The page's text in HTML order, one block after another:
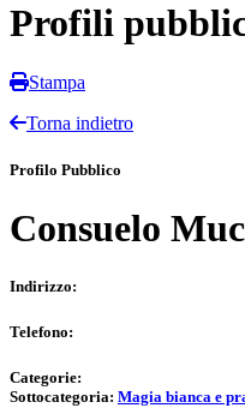
Profili
Stampa
Torna indietro
Profilo Pubblico
Consuelo
Indirizzo:
Telefono:
Categorie:
Sottocategoria: Magia bianca e